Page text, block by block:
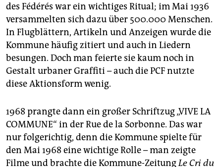
des Fédérés war ein wichtiges Ritual; im Mai 1936
versammelten sich dazu über 500.000 Menschen.
In Flugblättern, Artikeln und Anzeigen wurde die
Kommune häufig zitiert und auch in Liedern
besungen. Doch man feierte sie kaum noch in
Gestalt urbaner Graffiti – auch die PCF nutzte
diese Aktionsform wenig.
1968 prangte dann ein großer Schriftzug „VIVE LA
COMMUNE“ in der Rue de la Sorbonne. Das war
nur folgerichtig, denn die Kommune spielte für
den Mai 1968 eine wichtige Rolle – man zeigte
Filme und brachte die Kommune-ZeitungLe Cri du